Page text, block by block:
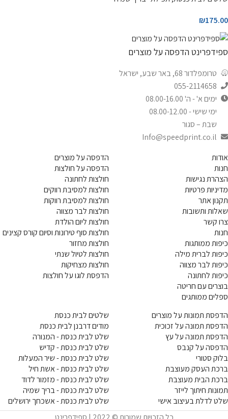
₪175.00
ספידפרינט הדפסה על מוצרים
טרומפלדור 68, באר שבע, ישראל
055-2114658
ימים א' - ה' 08.00-16.00
ימי שישי - 08.00-12.00
שבת – סגור
Info@speedprint.co.il
אודות
חנות
הצהרת נגישות
מדיניות פרטיות
תקנון אתר
שאלות ותשובות
צרו קשר
חנות
כיפות ממותגות
כיפות לברית מילה
כיפות לבר מצווה
כיפות לחתונה
בוצרים עם חריטה
ספלים ממותגים
הדפסה על מוצרים
הדפסה על חולצות
חולצות לחתונה
חולצות למסיבת רווקים
חולצות למסיבת רווקות
חולצות לבר מצווה
חולצות ליום הולדת
חולצות סוף טירונות וסיום קורס קצינים
חולצות מחזור
חולצות לטיול שנתי
חולצות מצחיקות
הדפסת לוגו על חולצות
הדפסת תמונות על מוצרים
הדפסת תמונה על זכוכית
הדפסת תמונה על עץ
הדפסה על קנבס
בלוק סטורי
ברכת העסק מעוצבת
ברכת הבית מעוצבת
תמונות חיתוך לייזר
שלט לדלת בעיצוב אישי
שלטים לבית כנסת
מודים דרבנן לבית כנסת
שלט לבית כנסת - המנורה
שלט לבית כנסת - קדיש
שלט לבית כנסת - שיר המעלות
שלט לבית כנסת - אשת חיל
שלט לבית כנסת - מזמור לדוד
שלט לבית כנסת - בריך שמיה
שלט לבית כנסת - אשכחך ירושלים